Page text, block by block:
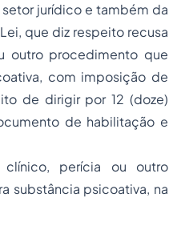
jurídico e também da
que diz respeito recusa
outro procedimento que
com imposição de
de dirigir por 12 (doze)
de habilitação e
perícia ou outro
substância psicoativa, na